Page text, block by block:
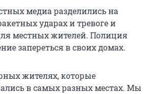
медиа разделились на
ударах и тревоге и
местных жителей. Полиция
запереться в своих домах.
жителях, которые
в самых разных местах. Мы